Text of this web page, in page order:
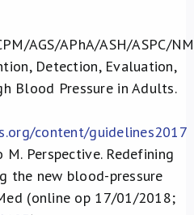
AGS/APhA/ASH/ASPC/
Detection, Evaluation,
Blood Pressure in Adults.
content/guidelines2017
M. Perspective. Redefining
the new blood-pressure
(online op 17/01/2018;